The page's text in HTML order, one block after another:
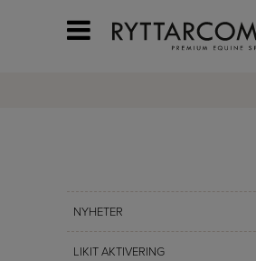
NYHETER
LIKIT AKTIVERING